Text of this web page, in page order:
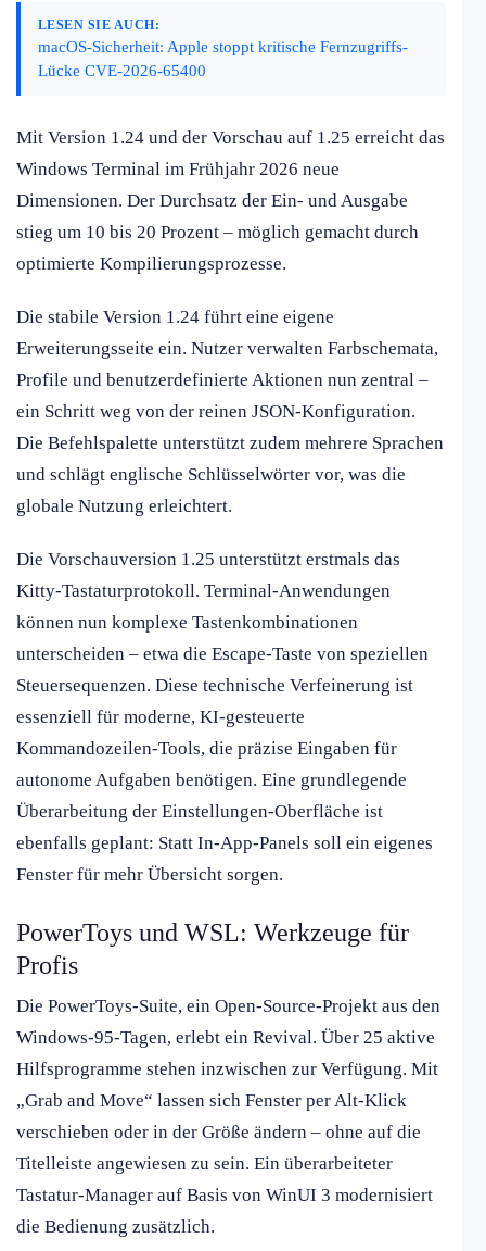
LESEN SIE AUCH:
macOS-Sicherheit: Apple stoppt kritische Fernzugriffs-
Lücke CVE-2026-65400
Mit Version 1.24 und der Vorschau auf 1.25 erreicht das
Windows Terminal im Frühjahr 2026 neue
Dimensionen. Der Durchsatz der Ein- und Ausgabe
stieg um 10 bis 20 Prozent – möglich gemacht durch
optimierte Kompilierungsprozesse.
Die stabile Version 1.24 führt eine eigene
Erweiterungsseite ein. Nutzer verwalten Farbschemata,
Profile und benutzerdefinierte Aktionen nun zentral –
ein Schritt weg von der reinen JSON-Konfiguration.
Die Befehlspalette unterstützt zudem mehrere Sprachen
und schlägt englische Schlüsselwörter vor, was die
globale Nutzung erleichtert.
Die Vorschauversion 1.25 unterstützt erstmals das
Kitty-Tastaturprotokoll. Terminal-Anwendungen
können nun komplexe Tastenkombinationen
unterscheiden – etwa die Escape-Taste von speziellen
Steuersequenzen. Diese technische Verfeinerung ist
essenziell für moderne, KI-gesteuerte
Kommandozeilen-Tools, die präzise Eingaben für
autonome Aufgaben benötigen. Eine grundlegende
Überarbeitung der Einstellungen-Oberfläche ist
ebenfalls geplant: Statt In-App-Panels soll ein eigenes
Fenster für mehr Übersicht sorgen.
PowerToys und WSL: Werkzeuge für
Profis
Die PowerToys-Suite, ein Open-Source-Projekt aus den
Windows-95-Tagen, erlebt ein Revival. Über 25 aktive
Hilfsprogramme stehen inzwischen zur Verfügung. Mit
„Grab and Move“ lassen sich Fenster per Alt-Klick
verschieben oder in der Größe ändern – ohne auf die
Titelleiste angewiesen zu sein. Ein überarbeiteter
Tastatur-Manager auf Basis von WinUI 3 modernisiert
die Bedienung zusätzlich.